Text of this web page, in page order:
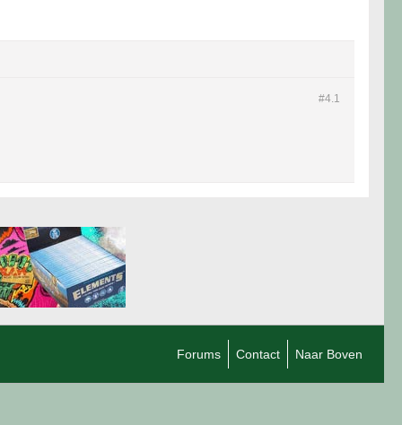
#4. 1
Forums Contact Naar Boven